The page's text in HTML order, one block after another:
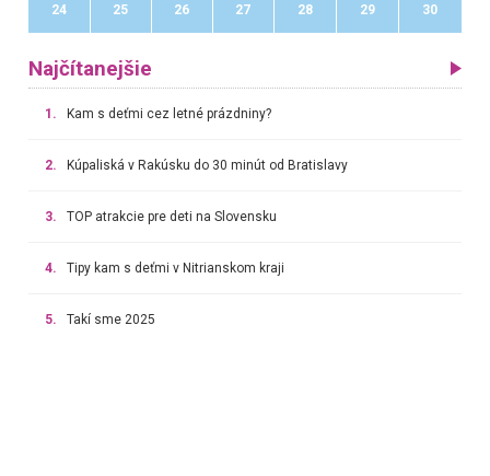
24 25 26 27 28 29 30
Najčítanejšie
1. Kam s deťmi cez letné prázdniny?
2. Kúpaliská v Rakúsku do 30 minút od Bratislavy
3. TOP atrakcie pre deti na Slovensku
4. Tipy kam s deťmi v Nitrianskom kraji
5. Takí sme 2025